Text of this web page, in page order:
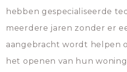
hebben gespecialiseerde
meerdere jaren zonder er
aangebracht wordt helpen
het openen van hun